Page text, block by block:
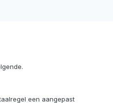
een aangepast